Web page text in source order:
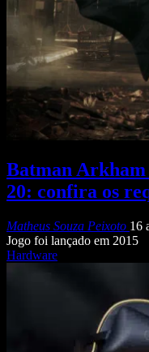
Batman
20: confira os
Matheus Souza Peixoto 16
Jogo foi lançado em 2015
Hardware